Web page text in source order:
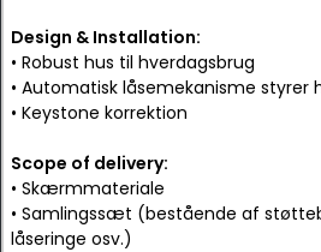
Design & Installation:
• Robust hus til hverdagsbrug
• Automatisk låsemekanisme styrer
• Keystone korrektion
Scope of delivery:
• Skærmmateriale
• Samlingssæt (bestående af
låseringe osv.)